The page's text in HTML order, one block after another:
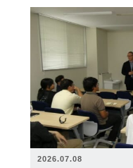
2026.07.08